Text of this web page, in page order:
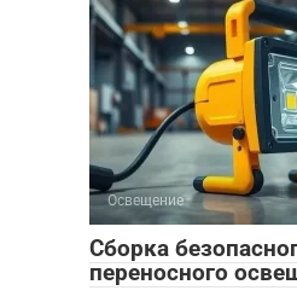
Освещение
Сборка
переносного